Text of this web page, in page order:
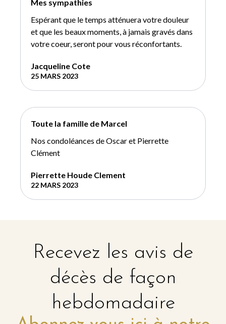
Mes sympathies
Espérant que le temps atténuera votre douleur
et que les beaux moments, à jamais gravés dans
votre coeur, seront pour vous réconfortants.
Jacqueline Cote
25 MARS 2023
Toute la famille de Marcel
Nos condoléances de Oscar et Pierrette
Clément
Pierrette Houde Clement
22 MARS 2023
Recevez les avis de
décès de façon
hebdomadaire